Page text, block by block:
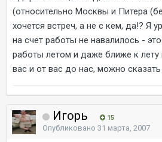
(относительно Москвы и Питера
хочется встреч, а не с кем, да!? Я
на счет работы не навалилось -
работы летом и даже ближе к
вас и от вас до нас, можно
Игорь 15
Опубликовано 31 марта, 2007